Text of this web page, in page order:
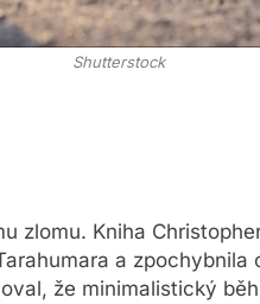
Shutterstock
zlomu. Kniha
a
že minimalistický